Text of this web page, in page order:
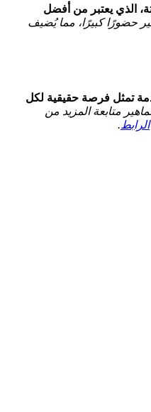
الذي يعتبر من أفضل
‌حضورًا كبيرًا، مما يُضيف
​تمثل فرصة حقيقية لكل
متابعة المزيد من
الرابط.